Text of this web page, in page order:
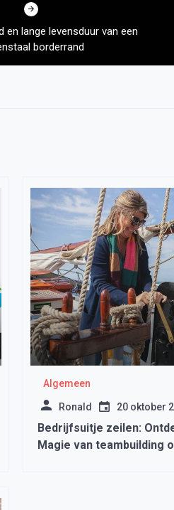
en lange levensduur van een
borderrand
Algemeen
Ronald 20 oktober
Bedrijfsuitje zeilen:
Magie van teambuilding